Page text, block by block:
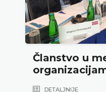
Članstvo u
DETALJNIJE